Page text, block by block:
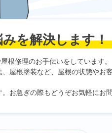
を解決します！
根修理のお手伝いをしています。
屋根塗装など、屋根の状態やお
お急ぎの際もどうぞお気軽にお